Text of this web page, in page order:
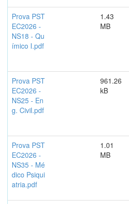
Prova PST
EC2026 -
NS18 - Qu
ímico I.pdf
1.43
MB
Prova PST
EC2026 -
NS25 - En
g. Civil.pdf
961.26
kB
Prova PST
EC2026 -
NS35 - Mé
dico Psiqui
atria.pdf
1.01
MB